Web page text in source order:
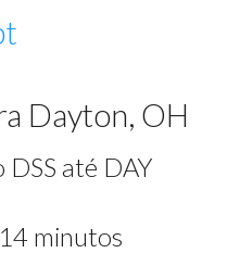
Dayton, OH
DSS até DAY
minutos